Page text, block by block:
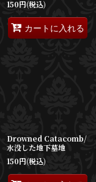
150円(税込)
カートに入れる
Drowned Catacomb/
水没した地下墓地
150円(税込)